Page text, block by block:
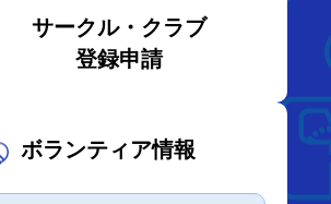
サークル・クラブ
登録申請
ボランティア情報